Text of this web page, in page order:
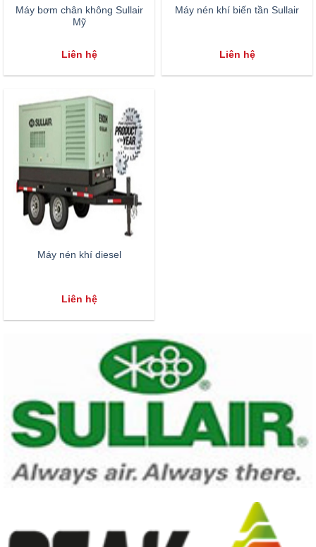
Máy bơm chân không Sullair
Mỹ
Liên hệ
Máy nén khí biến tần Sullair
Liên hệ
Máy nén khí diesel
Liên hệ